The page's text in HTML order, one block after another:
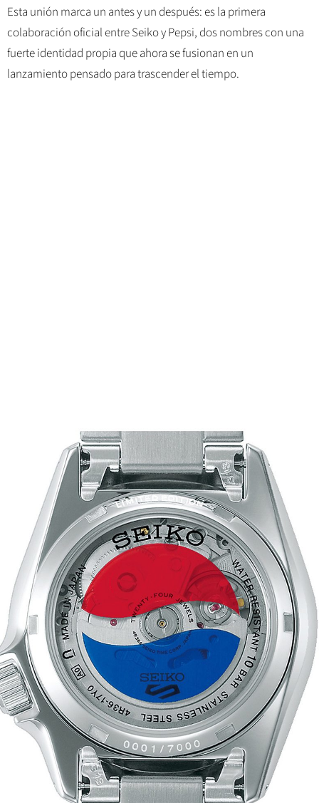
Esta unión marca un antes y un después: es la primera
colaboración oficial entre Seiko y Pepsi, dos nombres con una
fuerte identidad propia que ahora se fusionan en un
lanzamiento pensado para trascender el tiempo.